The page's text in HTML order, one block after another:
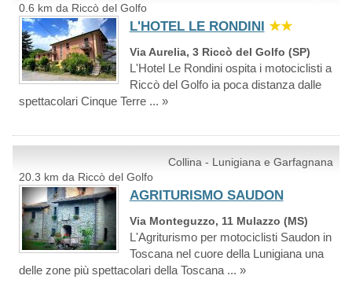
0.6 km da Riccò del Golfo
L'HOTEL LE RONDINI ★★
Via Aurelia, 3 Riccò del Golfo (SP)
L'Hotel Le Rondini ospita i motociclisti a
Riccò del Golfo ia poca distanza dalle
spettacolari Cinque Terre ... »
Collina - Lunigiana e Garfagnana
20.3 km da Riccò del Golfo
AGRITURISMO SAUDON
Via Monteguzzo, 11 Mulazzo (MS)
L'Agriturismo per motociclisti Saudon in
Toscana nel cuore della Lunigiana una
delle zone più spettacolari della Toscana ... »